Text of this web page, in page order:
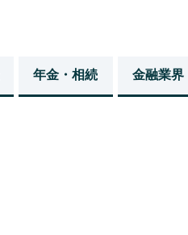
年金・相続 金融業界